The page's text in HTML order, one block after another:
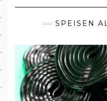
SPEISEN